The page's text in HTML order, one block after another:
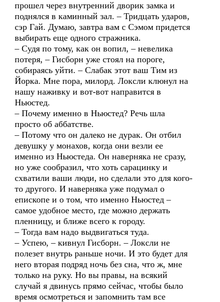
прошел через внутренний дворик замка и
поднялся в каминный зал. – Тридцать ударов,
сэр Гай. Думаю, завтра вам с Сэмом придется
выбирать еще одного стражника.
– Судя по тому, как он вопил, – невелика
потеря, – Гисборн уже стоял на пороге,
собираясь уйти. – Слабак этот ваш Тим из
Йорка. Мне пора, милорд. Локсли клюнул на
нашу наживку и вот-вот направится в
Ньюстед.
– Почему именно в Ньюстед? Речь шла
просто об аббатстве.
– Потому что он далеко не дурак. Он отбил
девушку у монахов, когда они везли ее
именно из Ньюстеда. Он наверняка не сразу,
но уже сообразил, что хоть сарацинку и
схватили ваши люди, но сделали это для кого-
то другого. И наверняка уже подумал о
епископе и о том, что именно Ньюстед –
самое удобное место, где можно держать
пленницу, и ближе всего к городу.
– Тогда вам надо выдвигаться туда.
– Успею, – кивнул Гисборн. – Локсли не
полезет внутрь раньше ночи. И это будет для
него вторая подряд ночь без сна, что ж, мне
только на руку. Но вы правы, на всякий
случай я двинусь прямо сейчас, чтобы было
время осмотреться и запомнить там все